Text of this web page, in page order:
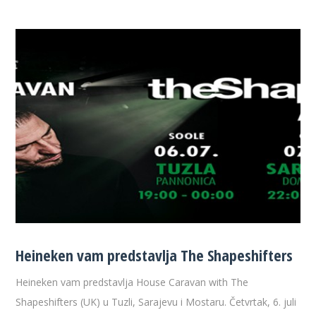
Heineken vam predstavlja The Shapeshifters
Heineken vam predstavlja House Caravan with The
Shapeshifters (UK) u Tuzli, Sarajevu i Mostaru. Četvrtak, 6. juli